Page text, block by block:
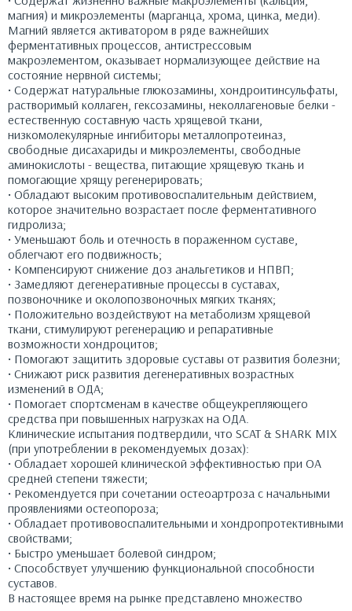
магния) и микроэлементы (марганца, хрома, цинка, меди).
Магний является активатором в ряде важнейших
ферментативных процессов, антистрессовым
макроэлементом, оказывает нормализующее действие на
состояние нервной системы;
• Содержат натуральные глюкозамины, хондроитинсульфаты,
растворимый коллаген, гексозамины, неколлагеновые белки -
естественную составную часть хрящевой ткани,
низкомолекулярные ингибиторы металлопротеиназ,
свободные дисахариды и микроэлементы, свободные
аминокислоты - вещества, питающие хрящевую ткань и
помогающие хрящу регенерировать;
• Обладают высоким противовоспалительным действием,
которое значительно возрастает после ферментативного
гидролиза;
• Уменьшают боль и отечность в пораженном суставе,
облегчают его подвижность;
• Компенсируют снижение доз анальгетиков и НПВП;
• Замедляют дегенеративные процессы в суставах,
позвоночнике и околопозвоночных мягких тканях;
• Положительно воздействуют на метаболизм хрящевой
ткани, стимулируют регенерацию и репаративные
возможности хондроцитов;
• Помогают защитить здоровые суставы от развития болезни;
• Снижают риск развития дегенеративных возрастных
изменений в ОДА;
• Помогает спортсменам в качестве общеукрепляющего
средства при повышенных нагрузках на ОДА.
Клинические испытания подтвердили, что SCAT & SHARK MIX
(при употреблении в рекомендуемых дозах):
• Обладает хорошей клинической эффективностью при ОА
средней степени тяжести;
• Рекомендуется при сочетании остеоартроза с начальными
проявлениями остеопороза;
• Обладает противовоспалительными и хондропротективными
свойствами;
• Быстро уменьшает болевой синдром;
• Способствует улучшению функциональной способности
суставов.
В настоящее время на рынке представлено множество